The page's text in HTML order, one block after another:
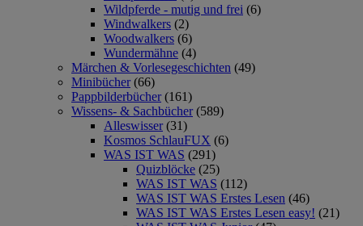
Wildpferde - mutig und frei (6)
Windwalkers (2)
Woodwalkers (6)
Wundermähne (4)
Märchen & Vorlesegeschichten (49)
Minibücher (66)
Pappbilderbücher (161)
Wissens- & Sachbücher (589)
Alleswisser (31)
Kosmos SchlauFUX (6)
WAS IST WAS (291)
Quizblöcke (25)
WAS IST WAS (112)
WAS IST WAS Erstes Lesen (46)
WAS IST WAS Erstes Lesen easy! (21)